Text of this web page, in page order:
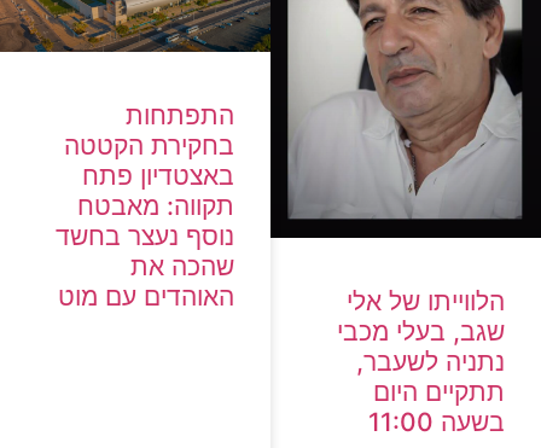
הלווייתו של אלי
שגב, בעלי מכבי
נתניה לשעבר,
תתקיים היום
בשעה 11:00
התפתחות
בחקירת הקטטה
באצטדיון פתח
תקווה: מאבטח
נוסף נעצר בחשד
שהכה את
האוהדים עם מוט